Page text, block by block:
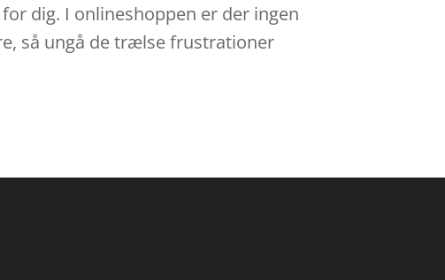
dig. I onlineshoppen er der ingen
så ungå de trælse frustrationer